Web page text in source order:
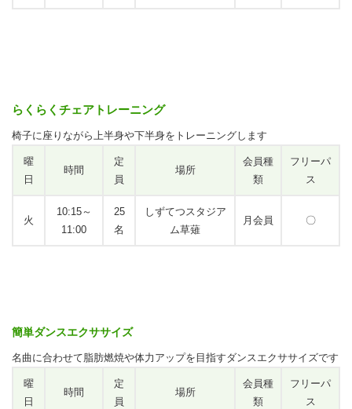
らくらくチェアトレーニング
椅子に座りながら上半身や下半身をトレーニングします
曜
日
時間
定
員
場所
会員種
類
フリーパ
ス
火
10:15～
11:00
25
名
しずてつスタジア
ム草薙
月会員 〇
簡単ダンスエクササイズ
名曲に合わせて脂肪燃焼や体力アップを目指すダンスエクササイズです
曜
日
時間
定
員
場所
会員種
類
フリーパ
ス